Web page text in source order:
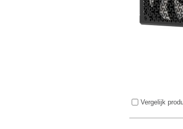
Vergelijk